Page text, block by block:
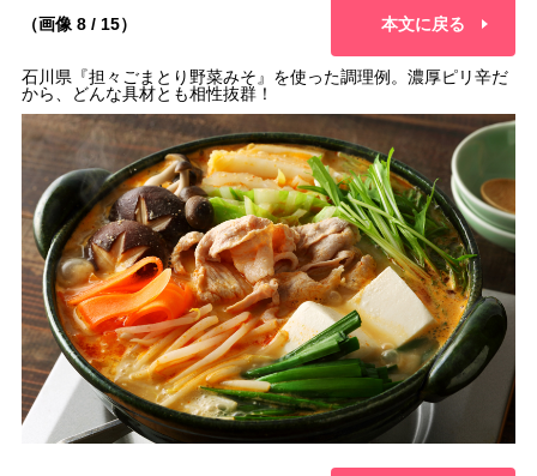
（画像 8 / 15） 本文に戻る
石川県『担々ごまとり野菜みそ』を使った調理例。濃厚ピリ辛だ
から、どんな具材とも相性抜群！